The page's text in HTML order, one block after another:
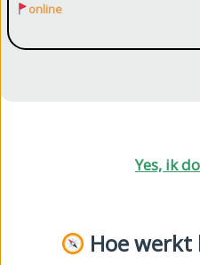
online
Yes, ik
Hoe werkt